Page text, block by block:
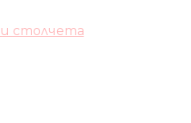
столчета